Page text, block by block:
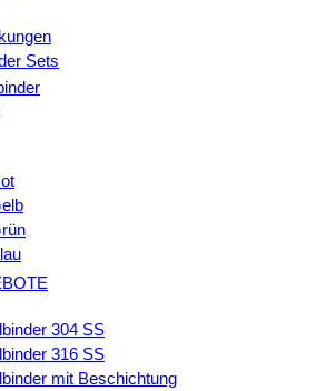
Sets
304 SS
316 SS
mit Beschichtung